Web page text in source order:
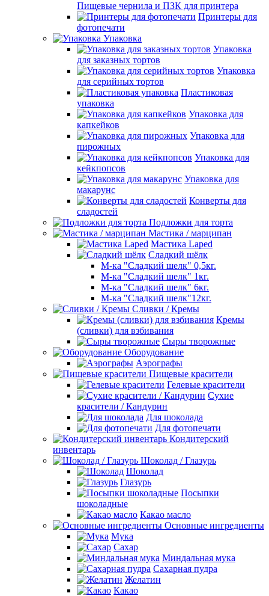
Пищевые чернила и ПЗК для принтера
Принтеры для
фотопечати
Упаковка
Упаковка
для заказных тортов
Упаковка
для серийных тортов
Пластиковая
упаковка
Упаковка для
капкейков
Упаковка для
пирожных
Упаковка для
кейкпопсов
Упаковка для
макарунс
Конверты для
сладостей
Подложки для торта
Мастика / марципан
Мастика Laped
Сладкий шёлк
М-ка "Сладкий шелк" 0,5кг.
М-ка "Сладкий шелк" 1кг.
М-ка "Сладкий шелк" 6кг.
М-ка "Сладкий шелк"12кг.
Сливки / Кремы
Кремы
(сливки) для взбивания
Сыры творожные
Оборудование
Аэрографы
Пищевые красители
Гелевые красители
Сухие
красители / Кандурин
Для шоколада
Для фотопечати
Кондитерский
инвентарь
Шоколад / Глазурь
Шоколад
Глазурь
Посыпки
шоколадные
Какао масло
Основные ингредиенты
Мука
Сахар
Миндальная мука
Сахарная пудра
Желатин
Какао